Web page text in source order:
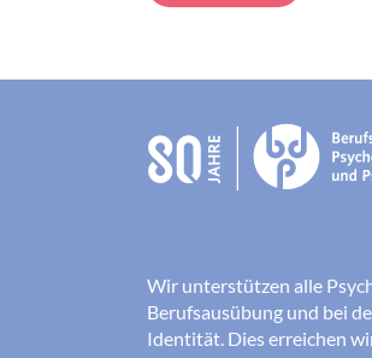
Wir unterstützen alle
Berufsausübung und bei
Identität. Dies erreichen